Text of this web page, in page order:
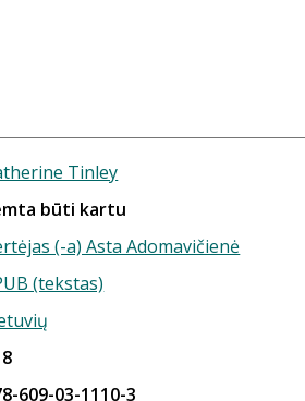
Tinley
būti kartu
(-a) Asta Adomavičienė
(tekstas)
609-03-1110-3